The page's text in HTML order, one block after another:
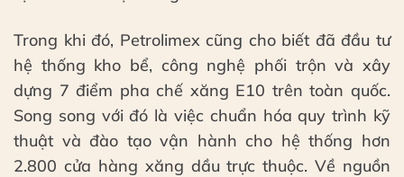
Trong khi đó, Petrolimex cũng cho biết đã đầu tư
hệ thống kho bể, công nghệ phối trộn và xây
dựng 7 điểm pha chế xăng E10 trên toàn quốc.
Song song với đó là việc chuẩn hóa quy trình kỹ
thuật và đào tạo vận hành cho hệ thống hơn
2.800 cửa hàng xăng dầu trực thuộc. Về nguồn